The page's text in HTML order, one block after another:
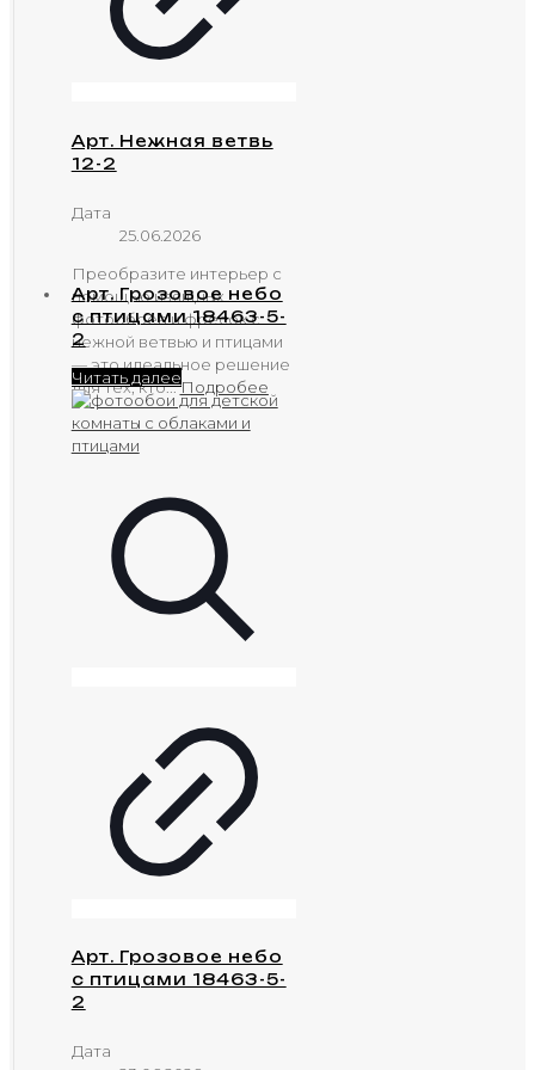
Арт. Нежная ветвь
12-2
Дата
25.06.2026
Преобразите интерьер с
помощью изящных
фотообоев и фресок с
нежной ветвью и птицами
— это идеальное решение
для тех, кто...Подробее
Арт. Грозовое небо
с птицами 18463-5-
2
Читать далее
Арт. Грозовое небо
с птицами 18463-5-
2
Дата